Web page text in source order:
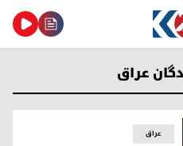
عراق
عراق